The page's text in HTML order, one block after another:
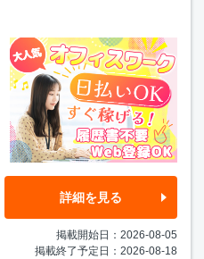
詳細を見る
掲載開始日：2026-08-05
掲載終了予定日：2026-08-18